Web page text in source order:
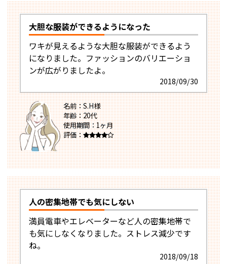
大胆な服装ができるようになった
ワキが見えるような大胆な服装ができるよう
になりました。ファッションのバリエーショ
ンが広がりましたよ。
2018/09/30
名前：S.H様
年齢：20代
使用期間：1ヶ月
評価：
人の密集地帯でも気にしない
満員電車やエレベーターなど人の密集地帯で
も気にしなくなりました。ストレス減少です
ね。
2018/09/18